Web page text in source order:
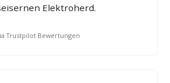
Elektroherd.
Trustpilot Bewertungen